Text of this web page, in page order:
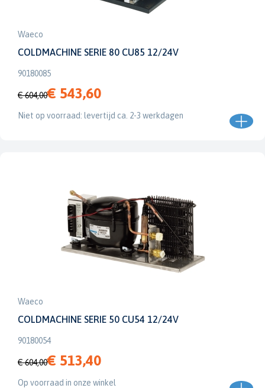
Waeco
COLDMACHINE SERIE 80 CU85 12/24V
90180085
€ 604,00€ 543,60
Niet op voorraad: levertijd ca. 2-3 werkdagen
Waeco
COLDMACHINE SERIE 50 CU54 12/24V
90180054
€ 604,00€ 513,40
Op voorraad in onze winkel